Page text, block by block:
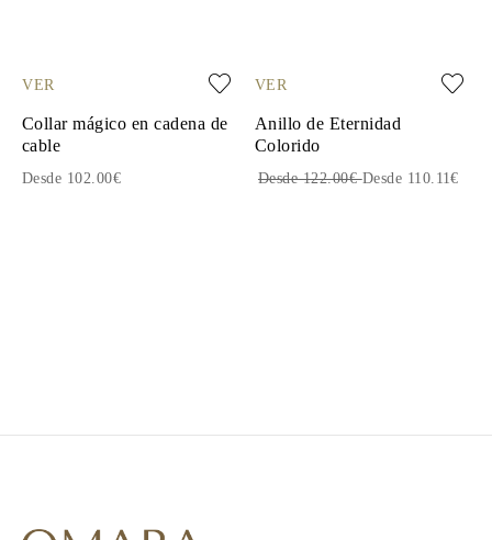
VER
Collar mágico en cadena de
cable
Desde 102.00€
VER
Anillo de Eternidad
Colorido
Desde 122.00€Desde 110.11€